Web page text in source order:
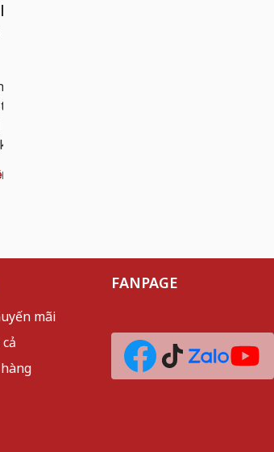
Bánh Tart Khoai Tây
Béo Ngậy, Ăn Là
đã quá quen với các loại
thì tart khoai tây nhân bò
là phiên bản nâng
đáng thử. Thay vì...
mãi
FANPAGE